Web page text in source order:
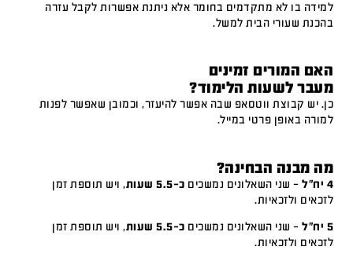
למידה בו לא מתקדמים בחומר אלא ניתנת אפשרות לקבל עזרה
בהכנת שעורי הבית למשל.
האם המורים זמינים
מעבר לשעות הלימוד?
כן. יש קבוצת ווטסאפ שבה אפשר להיעזר, וכמובן שאפשר לפנות
למורה באופן פרטי במייל.
מה מבנה הבחינה?
4 יח"ל – שני השאלונים נמשכים כ-5.5 שעות
, ויש תוספת זמן
לזכאים ולזכאיות.
5 יח"ל – שני השאלונים נמשכים כ-5.5 שעות
, ויש תוספת זמן
לזכאים ולזכאיות.